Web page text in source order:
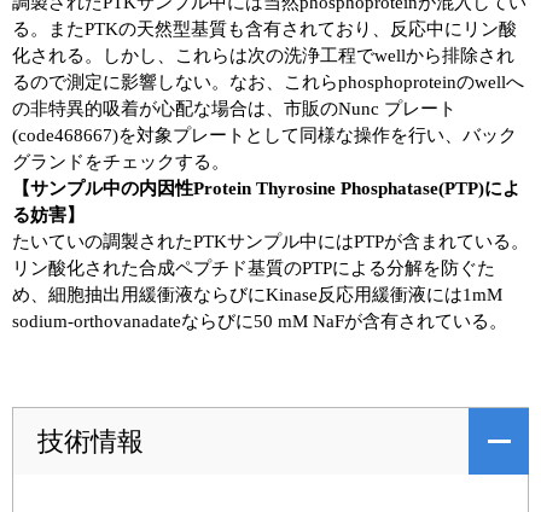
る。またPTKの天然型基質も含有されており、反応中にリン酸
化される。しかし、これらは次の洗浄工程でwellから排除され
るので測定に影響しない。なお、これらphosphoproteinのwellへ
の非特異的吸着が心配な場合は、市販のNunc プレート
(code468667)を対象プレートとして同様な操作を行い、バック
グランドをチェックする。
【サンプル中の内因性Protein Thyrosine Phosphatase(PTP)によ
る妨害】
たいていの調製されたPTKサンプル中にはPTPが含まれている。
リン酸化された合成ペプチド基質のPTPによる分解を防ぐた
め、細胞抽出用緩衝液ならびにKinase反応用緩衝液には1mM
sodium-orthovanadateならびに50 mM NaFが含有されている。
技術情報